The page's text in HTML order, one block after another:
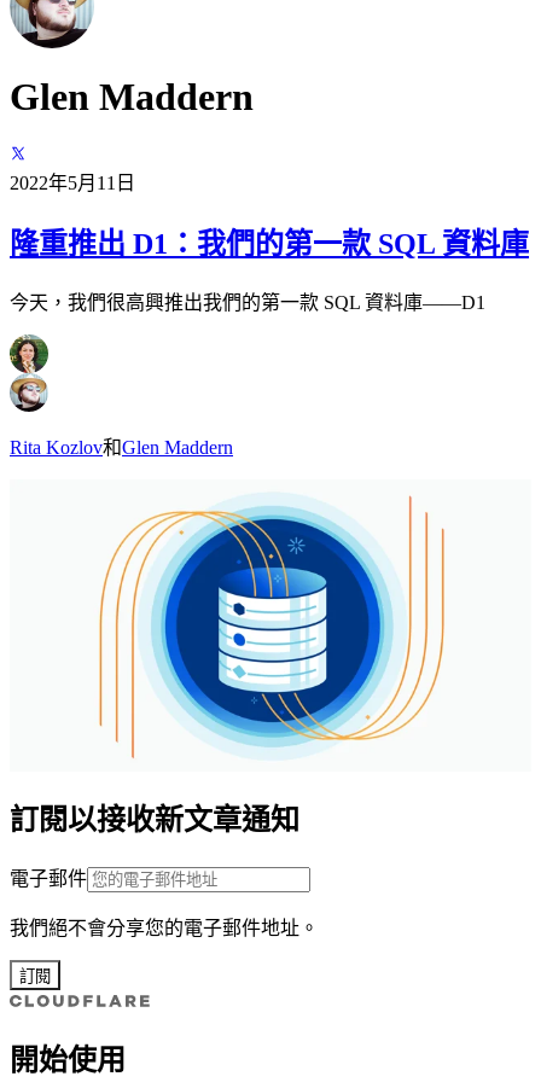
Glen Maddern
2022年5月11日
隆重推出 D1：我們的第一款 SQL 資料庫
今天，我們很高興推出我們的第一款 SQL 資料庫——D1
Rita Kozlov和Glen Maddern
訂閱以接收新文章通知
電子郵件
我們絕不會分享您的電子郵件地址。
訂閱
開始使用